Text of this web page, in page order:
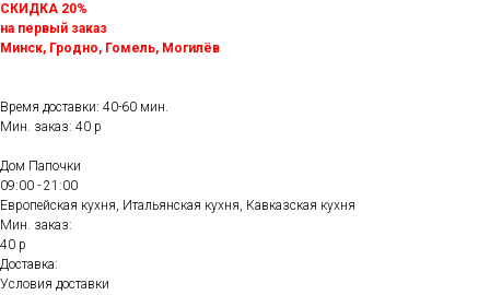
СКИДКА 20%
на первый заказ
Минск, Гродно, Гомель, Могилёв
Время доставки: 40-60 мин.
Мин. заказ: 40 р
Дом Папочки
09:00 - 21:00
Европейская кухня, Итальянская кухня, Кавказская кухня
Мин. заказ:
40 р
Доставка:
Условия доставки